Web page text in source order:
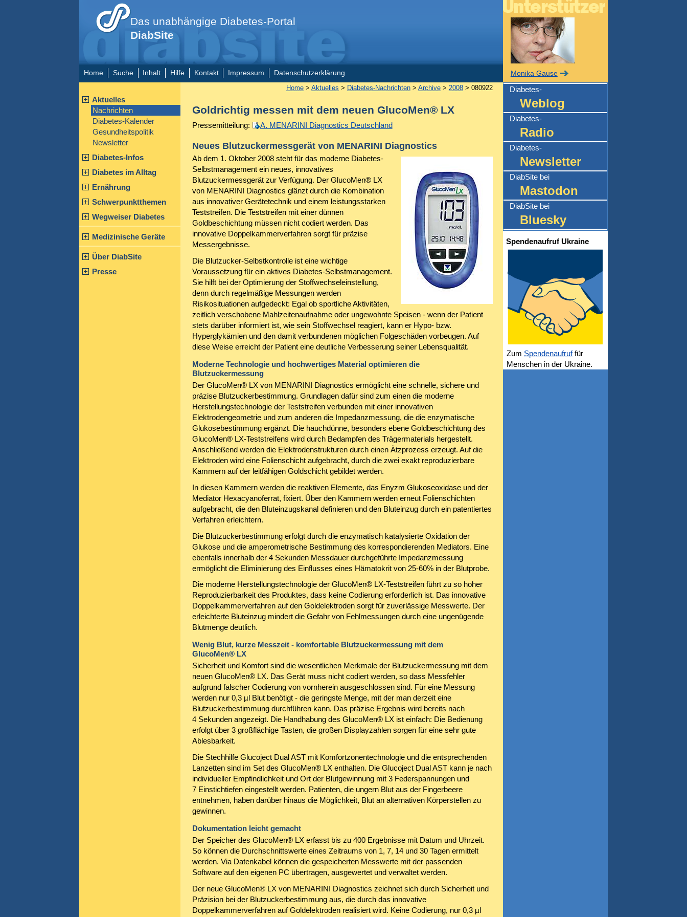
Das unabhängige Diabetes-Portal
DiabSite
Home Suche Inhalt Hilfe Kontakt Impressum Datenschutzerklärung
Aktuelles
Nachrichten
Diabetes-Kalender
Gesundheitspolitik
Newsletter
Diabetes-Infos
Diabetes im Alltag
Ernährung
Schwerpunktthemen
Wegweiser Diabetes
Medizinische Geräte
Über DiabSite
Presse
Home> Aktuelles > Diabetes-Nachrichten> Archive> 2008> 080922
Goldrichtig messen mit dem neuen GlucoMen® LX
Pressemitteilung: A. MENARINI Diagnostics Deutschland
Neues Blutzuckermessgerät von MENARINI Diagnostics
Ab dem 1. Oktober 2008 steht für das moderne Diabetes-
Selbstmanagement ein neues, innovatives
Blutzuckermessgerät zur Verfügung. Der GlucoMen® LX
von MENARINI Diagnostics glänzt durch die Kombination
aus innovativer Gerätetechnik und einem leistungsstarken
Teststreifen. Die Teststreifen mit einer dünnen
Goldbeschichtung müssen nicht codiert werden. Das
innovative Doppelkammerverfahren sorgt für präzise
Messergebnisse.
Die Blutzucker-Selbstkontrolle ist eine wichtige
Voraussetzung für ein aktives Diabetes-Selbstmanagement.
Sie hilft bei der Optimierung der Stoffwechseleinstellung,
denn durch regelmäßige Messungen werden
Risikosituationen aufgedeckt: Egal ob sportliche Aktivitäten,
zeitlich verschobene Mahlzeitenaufnahme oder ungewohnte Speisen - wenn der Patient
stets darüber informiert ist, wie sein Stoffwechsel reagiert, kann er Hypo- bzw.
Hyperglykämien und den damit verbundenen möglichen Folgeschäden vorbeugen. Auf
diese Weise erreicht der Patient eine deutliche Verbesserung seiner Lebensqualität.
Moderne Technologie und hochwertiges Material optimieren die
Blutzuckermessung
Der GlucoMen® LX von MENARINI Diagnostics ermöglicht eine schnelle, sichere und
präzise Blutzuckerbestimmung. Grundlagen dafür sind zum einen die moderne
Herstellungstechnologie der Teststreifen verbunden mit einer innovativen
Elektrodengeometrie und zum anderen die Impedanzmessung, die die enzymatische
Glukosebestimmung ergänzt. Die hauchdünne, besonders ebene Goldbeschichtung des
GlucoMen® LX-Teststreifens wird durch Bedampfen des Trägermaterials hergestellt.
Anschließend werden die Elektrodenstrukturen durch einen Ätzprozess erzeugt. Auf die
Elektroden wird eine Folienschicht aufgebracht, durch die zwei exakt reproduzierbare
Kammern auf der leitfähigen Goldschicht gebildet werden.
In diesen Kammern werden die reaktiven Elemente, das Enyzm Glukoseoxidase und der
Mediator Hexacyanoferrat, fixiert. Über den Kammern werden erneut Folienschichten
aufgebracht, die den Bluteinzugskanal definieren und den Bluteinzug durch ein patentiertes
Verfahren erleichtern.
Die Blutzuckerbestimmung erfolgt durch die enzymatisch katalysierte Oxidation der
Glukose und die amperometrische Bestimmung des korrespondierenden Mediators. Eine
ebenfalls innerhalb der 4 Sekunden Messdauer durchgeführte Impedanzmessung
ermöglicht die Eliminierung des Einflusses eines Hämatokrit von 25-60% in der Blutprobe.
Die moderne Herstellungstechnologie der GlucoMen® LX-Teststreifen führt zu so hoher
Reproduzierbarkeit des Produktes, dass keine Codierung erforderlich ist. Das innovative
Doppelkammerverfahren auf den Goldelektroden sorgt für zuverlässige Messwerte. Der
erleichterte Bluteinzug mindert die Gefahr von Fehlmessungen durch eine ungenügende
Blutmenge deutlich.
Wenig Blut, kurze Messzeit - komfortable Blutzuckermessung mit dem
GlucoMen® LX
Sicherheit und Komfort sind die wesentlichen Merkmale der Blutzuckermessung mit dem
neuen GlucoMen® LX. Das Gerät muss nicht codiert werden, so dass Messfehler
aufgrund falscher Codierung von vornherein ausgeschlossen sind. Für eine Messung
werden nur 0,3 µl Blut benötigt - die geringste Menge, mit der man derzeit eine
Blutzuckerbestimmung durchführen kann. Das präzise Ergebnis wird bereits nach
4 Sekunden angezeigt. Die Handhabung des GlucoMen® LX ist einfach: Die Bedienung
erfolgt über 3 großflächige Tasten, die großen Displayzahlen sorgen für eine sehr gute
Ablesbarkeit.
Die Stechhilfe Glucoject Dual AST mit Komfortzonentechnologie und die entsprechenden
Lanzetten sind im Set des GlucoMen® LX enthalten. Die Glucoject Dual AST kann je nach
individueller Empfindlichkeit und Ort der Blutgewinnung mit 3 Federspannungen und
7 Einstichtiefen eingestellt werden. Patienten, die ungern Blut aus der Fingerbeere
entnehmen, haben darüber hinaus die Möglichkeit, Blut an alternativen Körperstellen zu
gewinnen.
Dokumentation leicht gemacht
Der Speicher des GlucoMen® LX erfasst bis zu 400 Ergebnisse mit Datum und Uhrzeit.
So können die Durchschnittswerte eines Zeitraums von 1, 7, 14 und 30 Tagen ermittelt
werden. Via Datenkabel können die gespeicherten Messwerte mit der passenden
Software auf den eigenen PC übertragen, ausgewertet und verwaltet werden.
Der neue GlucoMen® LX von MENARINI Diagnostics zeichnet sich durch Sicherheit und
Präzision bei der Blutzuckerbestimmung aus, die durch das innovative
Doppelkammerverfahren auf Goldelektroden realisiert wird. Keine Codierung, nur 0,3 µl
Monika Gause
Diabetes-
Weblog
Diabetes-
Radio
Diabetes-
Newsletter
DiabSite bei
Mastodon
DiabSite bei
Bluesky
Spendenaufruf Ukraine
Zum Spendenaufruffür
Menschen in der Ukraine.